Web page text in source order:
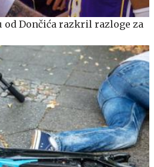
od Dončića razkril razloge za